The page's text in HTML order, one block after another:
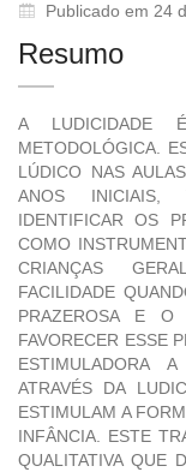
Publicado em 24
Resumo
A LUDICIDADE
METODOLÓGICA.
LÚDICO NAS
ANOS INICIAIS,
IDENTIFICAR OS
COMO
CRIANÇAS
FACILIDADE
PRAZEROSA E O
FAVORECER ESSE
ESTIMULADORA
ATRAVÉS DA
ESTIMULAM A
INFÂNCIA. ESTE
QUALITATIVA QUE